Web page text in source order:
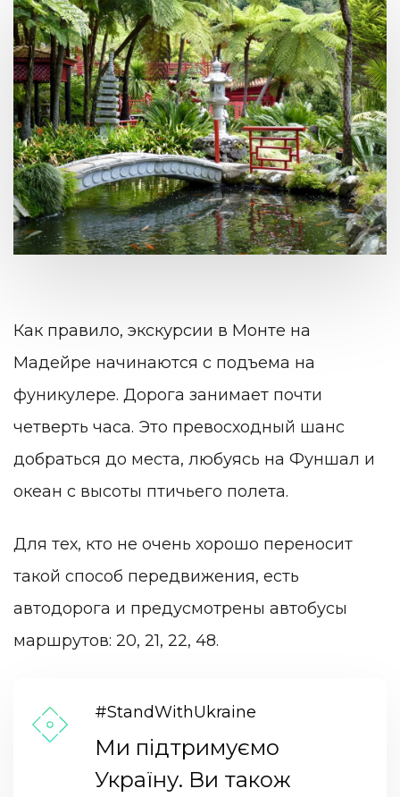
Как правило, экскурсии в Монте на
Мадейре начинаются с подъема на
фуникулере. Дорога занимает почти
четверть часа. Это превосходный шанс
добраться до места, любуясь на Фуншал и
океан с высоты птичьего полета.
Для тех, кто не очень хорошо переносит
такой способ передвижения, есть
автодорога и предусмотрены автобусы
маршрутов: 20, 21, 22, 48.
#StandWithUkraine
Ми підтримуємо
Україну. Ви також